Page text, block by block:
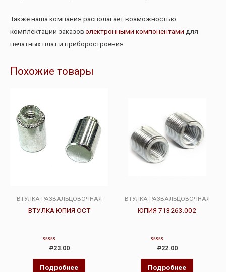
Также наша компания располагает возможностью
комплектации заказов электронными компонентами для
печатных плат и приборостроения.
Похожие товары
ВТУЛКА РАЗВАЛЬЦОВОЧНАЯ
ВТУЛКА ЮПИЯ ОСТ
Оценка
из
Р23.00
Подробнее
ВТУЛКА РАЗВАЛЬЦОВОЧНАЯ
ЮПИЯ 713263.002
Оценка
из
Р22.00
Подробнее